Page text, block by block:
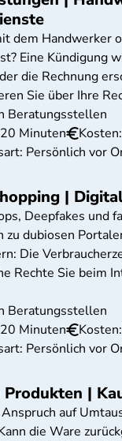
dem Handwerker
Eine Kündigung
die Rechnung
Sie über Ihre
Beratungsstellen
Minuten
Persönlich vor
|
Deepfakes und
zu dubiosen
Die
Rechte Sie beim
Beratungsstellen
Minuten
Persönlich vor
Produkten |
auf
die Ware